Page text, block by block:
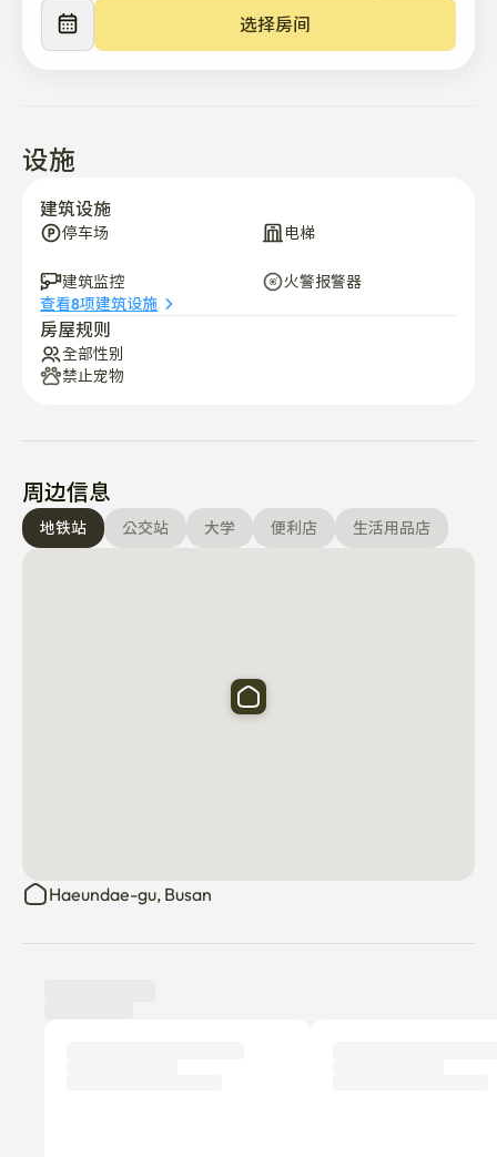
✅短期租赁特性上不提供一次性用品。
请务必携带个人物品。
海云台海水浴场步行15分钟，车程11分钟
海云台陕川猪肉汤饭总店步行3分钟
密阳米肠猪肉汤饭釜山总店步行5分钟
选择房间
设施
建筑设施
停车场 电梯
建筑监控
火警报警器
查看8项建筑设施
房屋规则
全部性别
禁止宠物
周边信息
地铁站 公交站 大学 便利店 生活用品店
Haeundae-gu, Busan